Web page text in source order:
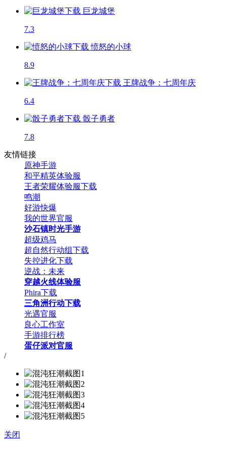
巨龙城堡
7.3
愤怒的小球
8.9
王牌战争：七周年庆
6.4
骰子勇者
7.8
友情链接
原神手游
和平精英体验服
王者荣耀体验服下载
鸣潮
好游快爆
我的世界官服
沙石镇时光手游
超级鸡马
超自然行动组下载
失控进化下载
逆战：未来
穿越火线体验服
Phira下载
三角洲行动下载
光遇官服
良心工作室
手游排行榜
蛋仔派对官服
/
关闭